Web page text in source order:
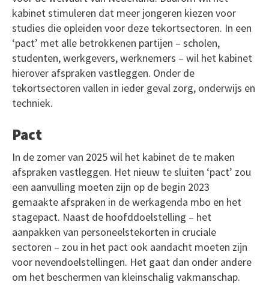
kabinet stimuleren dat meer jongeren kiezen voor
studies die opleiden voor deze tekortsectoren. In een
‘pact’ met alle betrokkenen partijen – scholen,
studenten, werkgevers, werknemers – wil het kabinet
hierover afspraken vastleggen. Onder de
tekortsectoren vallen in ieder geval zorg, onderwijs en
techniek.
Pact
In de zomer van 2025 wil het kabinet de te maken
afspraken vastleggen. Het nieuw te sluiten ‘pact’ zou
een aanvulling moeten zijn op de begin 2023
gemaakte afspraken in de werkagenda mbo en het
stagepact. Naast de hoofddoelstelling – het
aanpakken van personeelstekorten in cruciale
sectoren – zou in het pact ook aandacht moeten zijn
voor nevendoelstellingen. Het gaat dan onder andere
om het beschermen van kleinschalig vakmanschap.